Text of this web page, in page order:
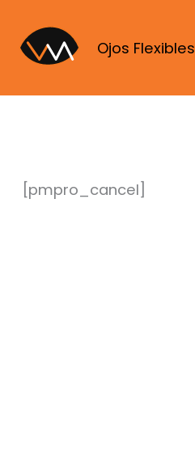
contenido
Ojos Flexibles
[pmpro_cancel]